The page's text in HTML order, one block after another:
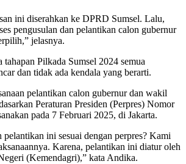
ini diserahkan ke DPRD Sumsel. Lalu,
pengusulan dan pelantikan calon gubernur
jelasnya.
tahapan Pilkada Sumsel 2024 semua
dan tidak ada kendala yang berarti.
pelantikan calon gubernur dan wakil
Peraturan Presiden (Perpres) Nomor
pada 7 Februari 2025, di Jakarta.
pelantikan ini sesuai dengan perpres? Kami
Karena, pelantikan ini diatur oleh
(Kemendagri),” kata Andika.